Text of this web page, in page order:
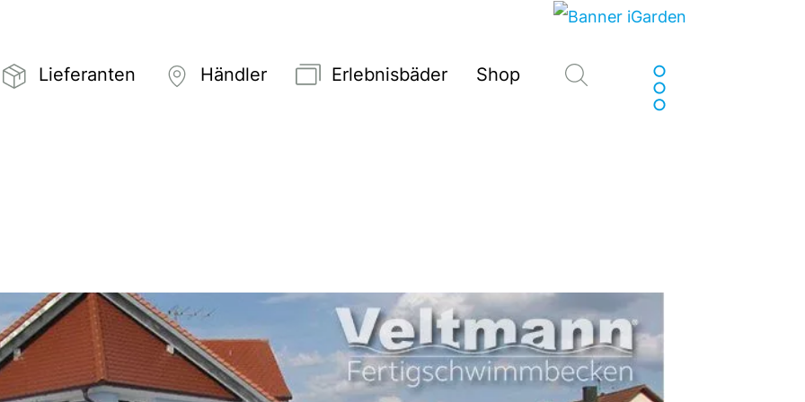
Lieferanten Händler Erlebnisbäder Shop Suchen